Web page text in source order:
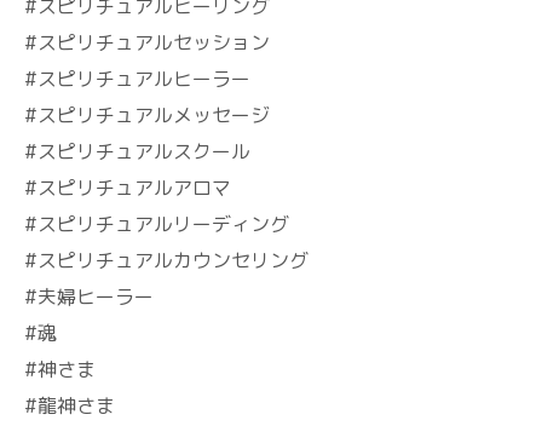
#スピリチュアルヒーリング
#スピリチュアルセッション
#スピリチュアルヒーラー
#スピリチュアルメッセージ
#スピリチュアルスクール
#スピリチュアルアロマ
#スピリチュアルリーディング
#スピリチュアルカウンセリング
#夫婦ヒーラー
#魂
#神さま
#龍神さま